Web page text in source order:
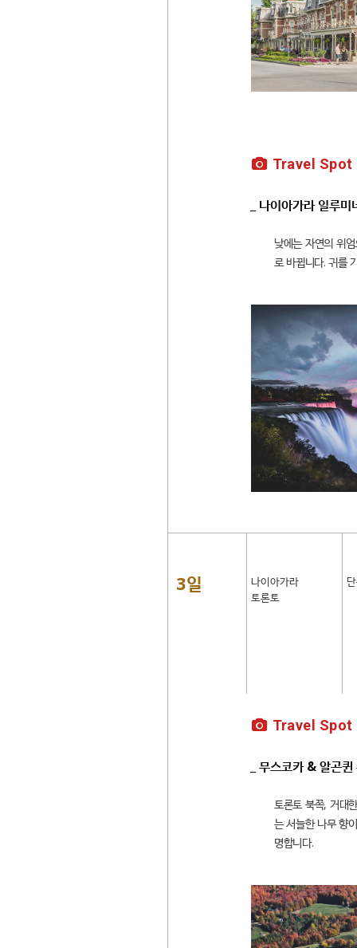
Travel Spot
_ 나이아가라 일루
낮에는 자연의 위
로 바뀝니다. 귀를
3일
나이아가라
토론토
Travel Spot
_ 무스코카 & 알곤
토론토 북쪽, 거대
는 서늘한 나무 향
명합니다.